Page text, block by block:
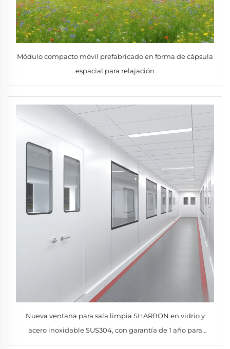
Módulo compacto móvil prefabricado en forma de cápsula
espacial para relajación
Nueva ventana para sala limpia SHARBON en vidrio y
acero inoxidable SUS304, con garantía de 1 año para
laboratorios farmacéuticos y talleres alimentarios